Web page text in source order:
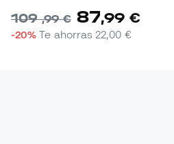
109,99 € 87,99 €
-20% Te ahorras 22,00 €